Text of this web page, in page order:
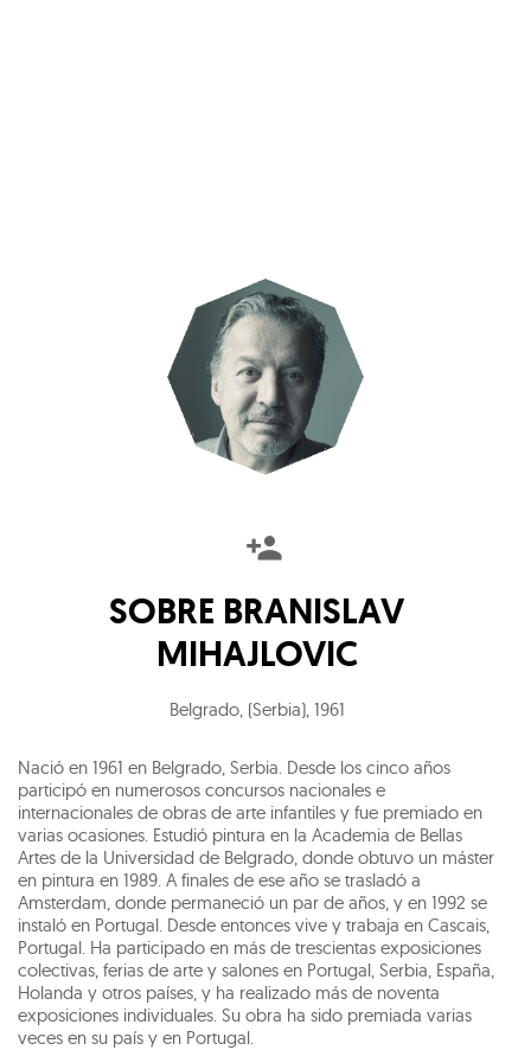
SOBRE BRANISLAV
MIHAJLOVIC
Belgrado, (Serbia), 1961
Nació en 1961 en Belgrado, Serbia. Desde los cinco años
participó en numerosos concursos nacionales e
internacionales de obras de arte infantiles y fue premiado en
varias ocasiones. Estudió pintura en la Academia de Bellas
Artes de la Universidad de Belgrado, donde obtuvo un máster
en pintura en 1989. A finales de ese año se trasladó a
Amsterdam, donde permaneció un par de años, y en 1992 se
instaló en Portugal. Desde entonces vive y trabaja en Cascais,
Portugal. Ha participado en más de trescientas exposiciones
colectivas, ferias de arte y salones en Portugal, Serbia, España,
Holanda y otros países, y ha realizado más de noventa
exposiciones individuales. Su obra ha sido premiada varias
veces en su país y en Portugal.